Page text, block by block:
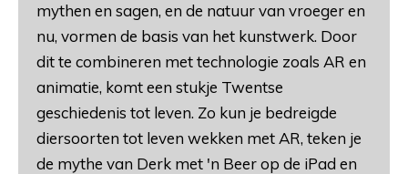
mythen en sagen, en de natuur van vroeger en
nu, vormen de basis van het kunstwerk. Door
dit te combineren met technologie zoals AR en
animatie, komt een stukje Twentse
geschiedenis tot leven. Zo kun je bedreigde
diersoorten tot leven wekken met AR, teken je
de mythe van Derk met 'n Beer op de iPad en